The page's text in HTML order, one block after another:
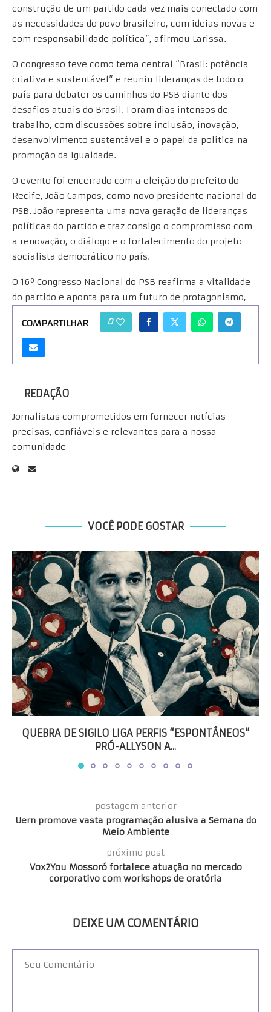
construção de um partido cada vez mais conectado com
as necessidades do povo brasileiro, com ideias novas e
com responsabilidade política”, afirmou Larissa.
O congresso teve como tema central “Brasil: potência
criativa e sustentável” e reuniu lideranças de todo o
país para debater os caminhos do PSB diante dos
desafios atuais do Brasil. Foram dias intensos de
trabalho, com discussões sobre inclusão, inovação,
desenvolvimento sustentável e o papel da política na
promoção da igualdade.
O evento foi encerrado com a eleição do prefeito do
Recife, João Campos, como novo presidente nacional do
PSB. João representa uma nova geração de lideranças
políticas do partido e traz consigo o compromisso com
a renovação, o diálogo e o fortalecimento do projeto
socialista democrático no país.
O 16º Congresso Nacional do PSB reafirma a vitalidade
do partido e aponta para um futuro de protagonismo,
diversidade e compromisso com um Brasil mais justo,
criativo e sustentável.
COMPARTILHAR 0
REDAÇÃO
Jornalistas comprometidos em fornecer notícias
precisas, confiáveis e relevantes para a nossa
comunidade
VOCÊ PODE GOSTAR
QUEBRA DE SIGILO LIGA PERFIS “ESPONTÂNEOS”
PRÓ-ALLYSON A...
postagem anterior
Uern promove vasta programação alusiva a Semana do
Meio Ambiente
próximo post
Vox2You Mossoró fortalece atuação no mercado
corporativo com workshops de oratória
DEIXE UM COMENTÁRIO